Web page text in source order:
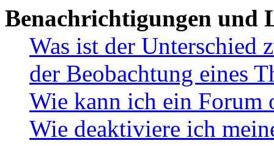
Benachrichtigungen und
Was ist der Unterschied
der Beobachtung eines
Wie kann ich ein Forum
Wie deaktiviere ich